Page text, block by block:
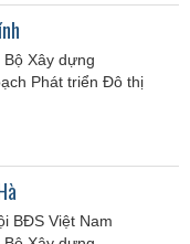
Xây dựng
Phát triển Đô thị
BĐS Việt Nam